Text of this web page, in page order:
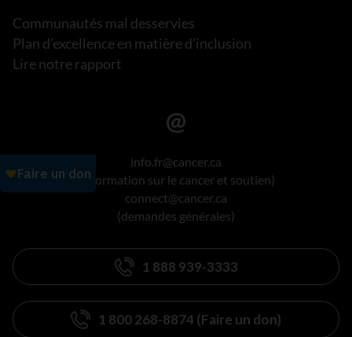
Communautés mal desservies
Plan d’excellence en matière d’inclusion
Lire notre rapport
info.fr@cancer.ca
(information sur le cancer et soutien)
connect@cancer.ca
(demandes générales)
1 888 939-3333
1 800 268-8874 (Faire un don)